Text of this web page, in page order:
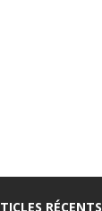
RÉCENTS